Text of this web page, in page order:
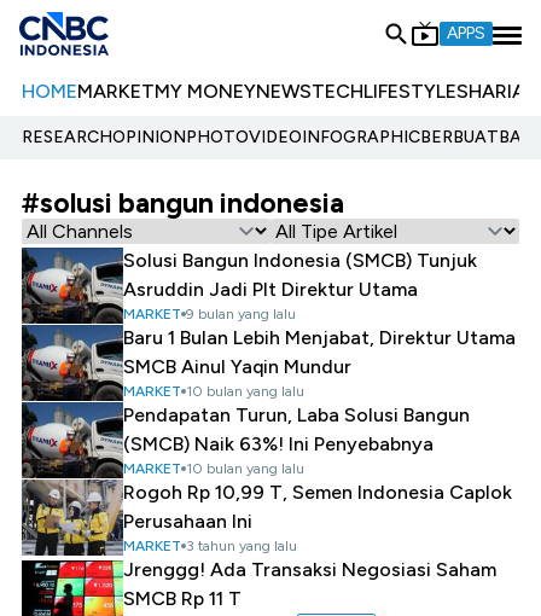
APPS
HOMEMARKETMY MONEYNEWSTECHLIFESTYLESHARIA
RESEARCHOPINIONPHOTOVIDEOINFOGRAPHIC
#solusi bangun indonesia
Solusi Bangun Indonesia (SMCB) Tunjuk
Asruddin Jadi Plt Direktur Utama
MARKET 9 bulan yang lalu
Baru 1 Bulan Lebih Menjabat, Direktur Utama
SMCB Ainul Yaqin Mundur
MARKET 10 bulan yang lalu
Pendapatan Turun, Laba Solusi Bangun
(SMCB) Naik 63%! Ini Penyebabnya
MARKET 10 bulan yang lalu
Rogoh Rp 10,99 T, Semen Indonesia Caplok
Perusahaan Ini
MARKET 3 tahun yang lalu
Jrenggg! Ada Transaksi Negosiasi Saham
SMCB Rp 11 T